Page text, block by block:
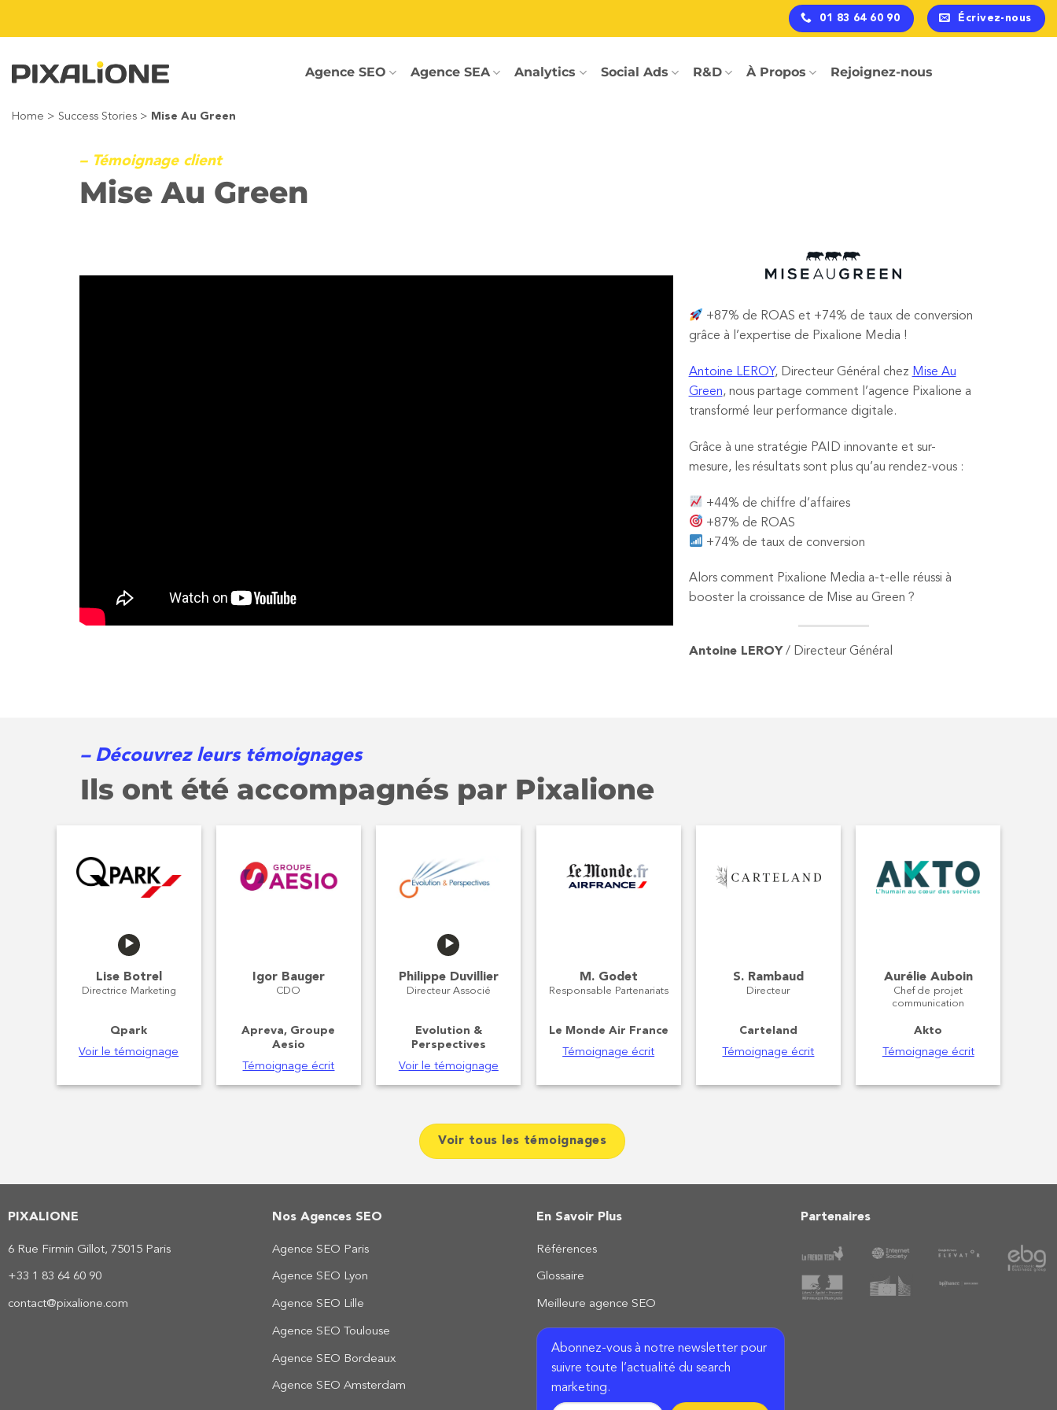
01 83 64 60 90 Écrivez-nous
Agence SEO Agence SEA Analytics Social Ads R&D À Propos Rejoignez-nous
Home > Success Stories > Mise Au Green
– Témoignage client
Mise Au Green
+87% de ROAS et +74% de taux de conversion
grâce à l’expertise de Pixalione Media !
Antoine LEROY, Directeur Général chez Mise Au
Green, nous partage comment l’agence Pixalione a
transformé leur performance digitale.
Grâce à une stratégie PAID innovante et sur-
mesure, les résultats sont plus qu’au rendez-vous :
+44% de chiffre d’affaires
+87% de ROAS
+74% de taux de conversion
Alors comment Pixalione Media a-t-elle réussi à
booster la croissance de Mise au Green ?
Antoine LEROY/ Directeur Général
– Découvrez leurs témoignages
Ils ont été accompagnés par Pixalione
Lise Botrel
Directrice Marketing
Qpark
Voir le témoignage
Igor Bauger
CDO
Apreva, Groupe
Aesio
Témoignage écrit
Philippe Duvillier
Directeur Associé
Evolution &
Perspectives
Voir le témoignage
M. Godet
Responsable Partenariats
Le Monde Air France
Témoignage écrit
S. Rambaud
Directeur
Carteland
Témoignage écrit
Aurélie Auboin
Chef de projet
communication
Akto
Témoignage écrit
Voir tous les témoignages
PIXALIONE
6 Rue Firmin Gillot, 75015 Paris
+33 1 83 64 60 90
contact@pixalione.com
Nos Agences SEO
Agence SEO Paris
Agence SEO Lyon
Agence SEO Lille
Agence SEO Toulouse
Agence SEO Bordeaux
Agence SEO Amsterdam
En Savoir Plus
Références
Glossaire
Meilleure agence SEO
Abonnez-vous à notre newsletter pour
suivre toute l’actualité du search
marketing.
Partenaires